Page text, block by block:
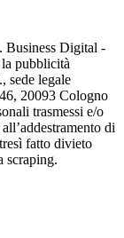
Business Digital -
pubblicità
sede legale
20093 Cologno
trasmessi e/o
di
fatto divieto
scraping.